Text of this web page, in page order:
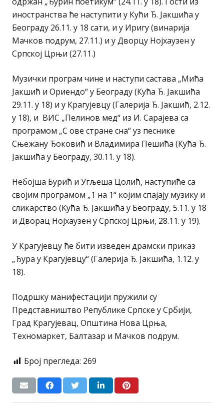
иностранства ће наступити у Кући Ђ. Јакшића у
Београду 26.11. у 18 сати, и у Иригу (винарија
Мачков подрум, 27.11.) и у Дворцу Нојхаузен у
Српској Црњи (27.11.)
Музички програм чине и наступи састава „Мића
Јакшић и Ориендо“ у Београду (Кућа Ђ. Јакшића
29.11. у 18) и у Крагујевцу (Галерија Ђ. Јакшић, 2.12.
у 18), и ВИС „Пелинов мед“ из И. Сарајева са
програмом „С ове стране сна“ уз песнике
Сњежану Ђоковић и Владимира Пешића (Кућа Ђ.
Јакшића у Београду, 30.11. у 18).
Небојша Бурић и Угљеша Цолић, наступиће са
својим програмом „1 на 1“ којим спајају музику и
сликарство (Кућа Ђ. Јакшића у Београду, 5.11. у 18
и Дворац Нојхаузен у Српској Црњи, 28.11. у 19).
У Крагујевцу ће бити изведен драмски приказ
„Ђура у Крагујевцу“ (Галерија Ђ. Јакшића, 1.12. у
18).
Подршку манифестацији пружили су
Представништво Републике Српске у Србији,
Град Крагујевац, Општина Нова Црња,
Техномаркет, Балтазар и Мачков подрум.
Број прегледа: 269